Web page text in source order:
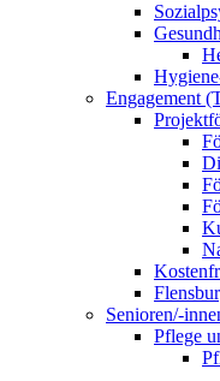
Engagement
Senioren/-
Pflege